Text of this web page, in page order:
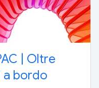
| Oltre
a bordo